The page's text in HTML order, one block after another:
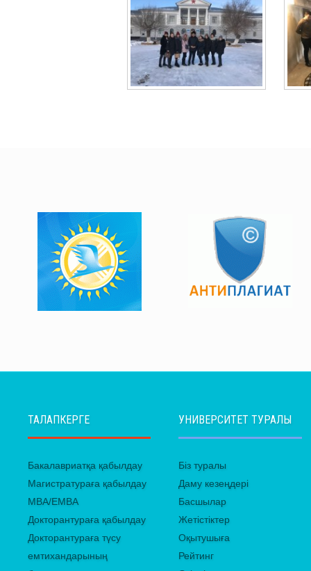
ТАЛАПКЕРГЕ
Бакалавриатқа қабылдау
Магистратураға қабылдау
MBA/EMBA
Докторантураға қабылдау
Докторантураға түсу
емтихандарының
УНИВЕРСИТЕТ ТУРАЛЫ
Біз туралы
Даму кезеңдері
Басшылар
Жетістіктер
Оқытушыға
Рейтинг